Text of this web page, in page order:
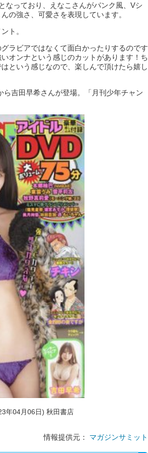
なっており、えなこさんがパンク風、Vシ
の強さ、可愛さを表現しています。
ト。
ラビアではなくて面白かったりするのです
オンナという感じのカットがあります！ち
という感じなので、楽しんで頂けたら嬉し
吉田早希さんが登場。「月刊少年チャン
年04月06日) 秋田書店
情報提供元： マガジンサミット